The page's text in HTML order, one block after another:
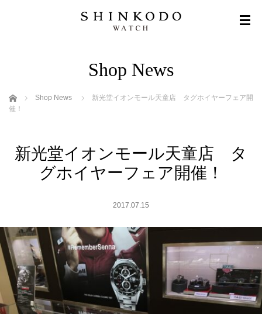
Shop News
ホーム Shop News
新光堂イオンモール天童店 タグホイヤーフェア開
催！
新光堂イオンモール天童店 タ
グホイヤーフェア開催！
2017.07.15